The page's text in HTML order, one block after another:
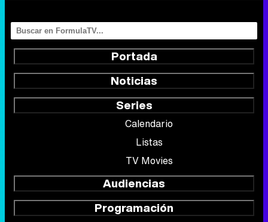
Portada
Noticias
Series
Calendario
Listas
TV Movies
Audiencias
Programación